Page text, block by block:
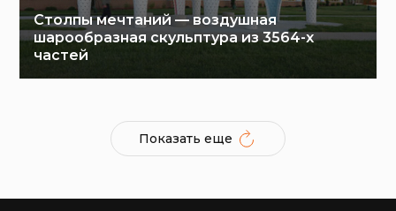
Столпы мечтаний — воздушная
шарообразная скульптура из 3564-х
частей
Показать еще